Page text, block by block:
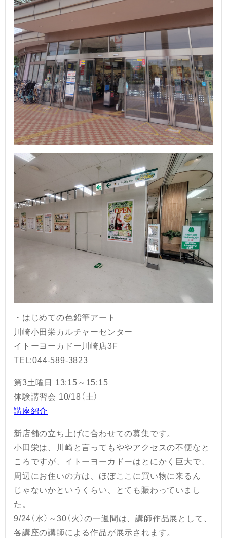
・はじめての色鉛筆アート
川崎小田栄カルチャーセンター
イトーヨーカドー川崎店3F
TEL:044-589-3823
第3土曜日 13:15～15:15
体験講習会 10/18（土）
講座紹介
新店舗の立ち上げに合わせての募集です。
小田栄は、川崎と言ってもややアクセスの不便なと
ころですが、イトーヨーカドーはとにかく巨大で、
周辺にお住いの方は、ほぼここに買い物に来るん
じゃないかというくらい、とても賑わっていまし
た。
9/24（水）～30（火）の一週間は、講師作品展として、
各講座の講師による作品が展示されます。